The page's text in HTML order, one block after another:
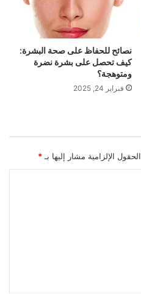
نصائح للحفاظ على صحة البشرة:
كيف تحصل على بشرة نضرة
ومتوهجة؟
فبراير 24, 2025
الحقول الإلزامية مشار إليها بـ *